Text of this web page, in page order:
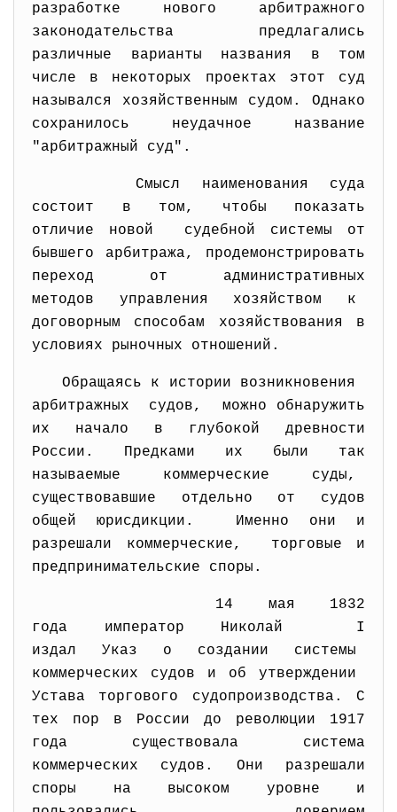
разработке нового арбитражного
законодательства предлагались
различные варианты названия в том
числе в некоторых проектах этот суд
назывался хозяйственным судом. Однако
сохранилось неудачное название
"арбитражный суд".
Смысл наименования суда
состоит в том, чтобы показать
отличие новой судебной системы от
бывшего арбитража, продемонстрировать
переход от административных
методов управления хозяйством к
договорным способам хозяйствования в
условиях рыночных отношений.
Обращаясь к истории возникновения
арбитражных судов, можно обнаружить
их начало в глубокой древности
России. Предками их были так
называемые коммерческие суды,
существовавшие отдельно от судов
общей юрисдикции. Именно они и
разрешали коммерческие, торговые и
предпринимательские споры.
14 мая 1832
года император Николай I
издал Указ о создании системы
коммерческих судов и об утверждении
Устава торгового судопроизводства. С
тех пор в России до революции 1917
года существовала система
коммерческих судов. Они разрешали
споры на высоком уровне и